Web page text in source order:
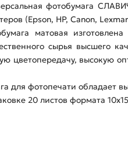
фотобумага
(Epson, HP, Canon,
матовая
сырья высшего
цветопередачу, высокую
для фотопечати обладает
20 листов формата